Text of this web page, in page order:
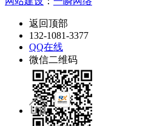
返回顶部
132-1081-3377
QQ在线
微信二维码